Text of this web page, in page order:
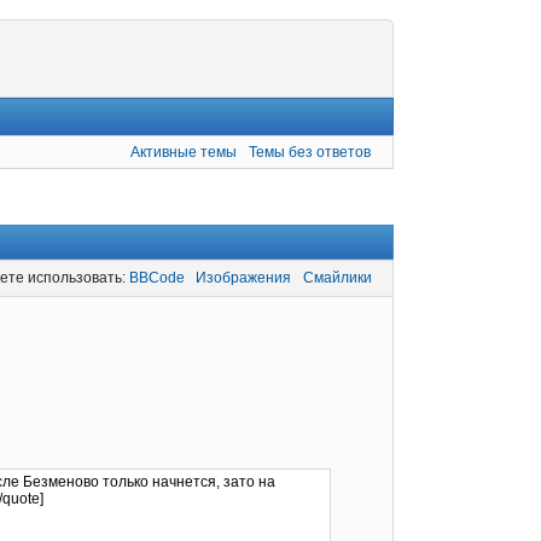
Активные темы Темы без ответов
использовать: BBCode Изображения Смайлики